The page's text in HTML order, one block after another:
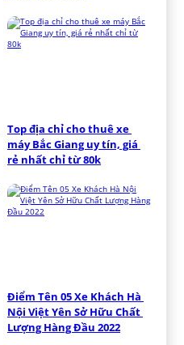
Top địa chỉ cho thuê xe
máy Bắc Giang uy tín, giá
rẻ nhất chỉ từ 80k
Điểm Tên 05 Xe Khách Hà
Nội Việt Yên Sở Hữu Chất
Lượng Hàng Đầu 2022